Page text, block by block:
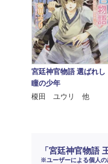
宮廷神官物語 選ばれし
瞳の少年
榎田 ユウリ 他
「宮廷神官物語
※ユーザーによる個人の